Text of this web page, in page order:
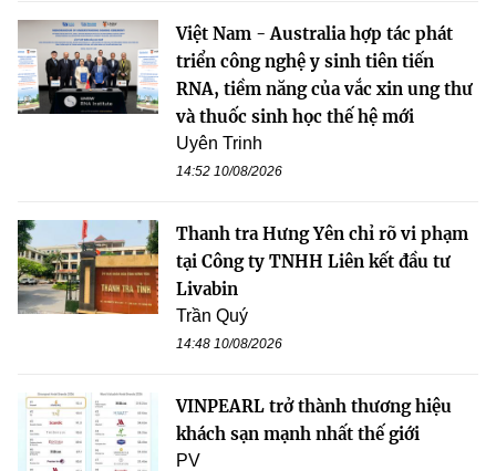
Việt Nam - Australia hợp tác phát
triển công nghệ y sinh tiên tiến
RNA, tiềm năng của vắc xin ung thư
và thuốc sinh học thế hệ mới
Uyên Trinh
14:52 10/08/2026
Thanh tra Hưng Yên chỉ rõ vi phạm
tại Công ty TNHH Liên kết đầu tư
Livabin
Trần Quý
14:48 10/08/2026
VINPEARL trở thành thương hiệu
khách sạn mạnh nhất thế giới
PV